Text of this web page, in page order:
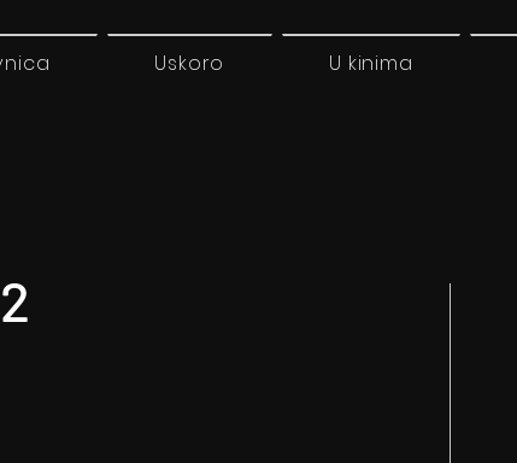
Uskoro U kinima